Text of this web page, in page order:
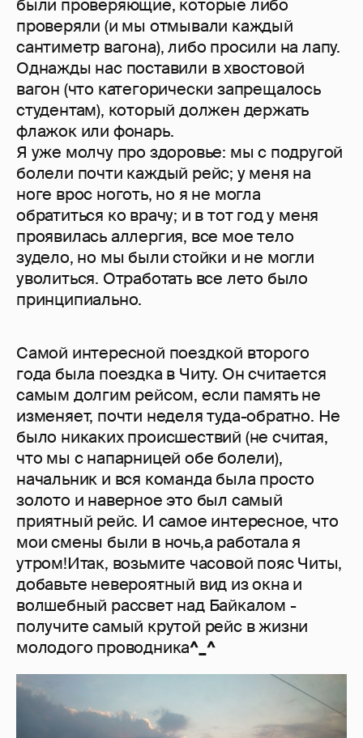
были проверяющие, которые либо
проверяли (и мы отмывали каждый
сантиметр вагона), либо просили на лапу.
Однажды нас поставили в хвостовой
вагон (что категорически запрещалось
студентам), который должен держать
флажок или фонарь.
Я уже молчу про здоровье: мы с подругой
болели почти каждый рейс; у меня на
ноге врос ноготь, но я не могла
обратиться ко врачу; и в тот год у меня
проявилась аллергия, все мое тело
зудело, но мы были стойки и не могли
уволиться. Отработать все лето было
принципиально.
Самой интересной поездкой второго
года была поездка в Читу. Он считается
самым долгим рейсом, если память не
изменяет, почти неделя туда-обратно. Не
было никаких происшествий (не считая,
что мы с напарницей обе болели),
начальник и вся команда была просто
золото и наверное это был самый
приятный рейс. И самое интересное, что
мои смены были в ночь,а работала я
утром!Итак, возьмите часовой пояс Читы,
добавьте невероятный вид из окна и
волшебный рассвет над Байкалом -
получите самый крутой рейс в жизни
молодого проводника^_^